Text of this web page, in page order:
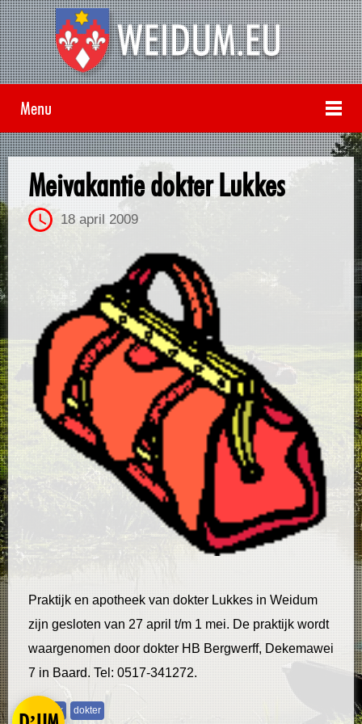
Menu
Meivakantie dokter Lukkes
18 april 2009
Praktijk en apotheek van dokter Lukkes in Weidum
zijn gesloten van 27 april t/m 1 mei. De praktijk wordt
waargenomen door dokter HB Bergwerff, Dekemawei
7 in Baard. Tel: 0517-341272.
praktijk dokter